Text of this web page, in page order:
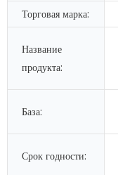
Торговая марка:
Название
продукта:
База:
Срок годности: